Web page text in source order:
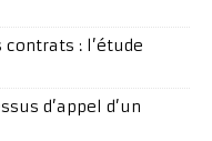
: l’étude
d’appel d’un